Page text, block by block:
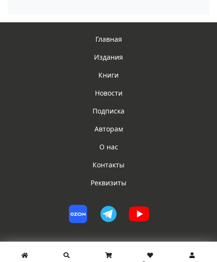
Главная
Издания
Книги
Новости
Подписка
Авторам
О нас
Контакты
Реквизиты